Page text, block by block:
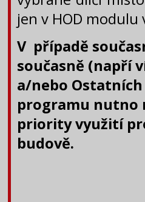
jen v HOD
V případě
současně (napří
a/nebo
programu nutno
priority využití
budově.